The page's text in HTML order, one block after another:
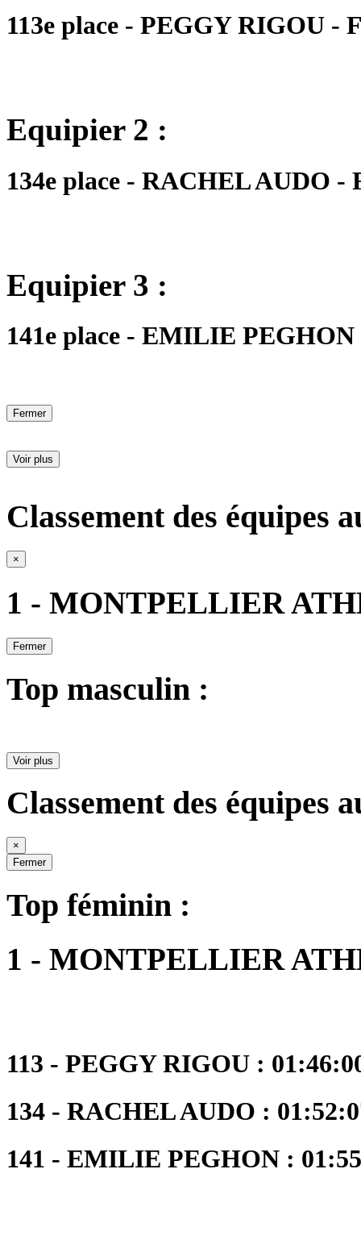
113e place - PEGGY RIGOU -
Equipier 2 :
134e place - RACHEL AUDO
Equipier 3 :
141e place - EMILIE
Fermer
Voir plus
Classement des équipes
×
1 - MONTPELLIER
Fermer
Top masculin :
Voir plus
Classement des équipes
×
Fermer
Top féminin :
1 - MONTPELLIER
113 - PEGGY RIGOU :
134 - RACHEL AUDO :
141 - EMILIE PEGHON :